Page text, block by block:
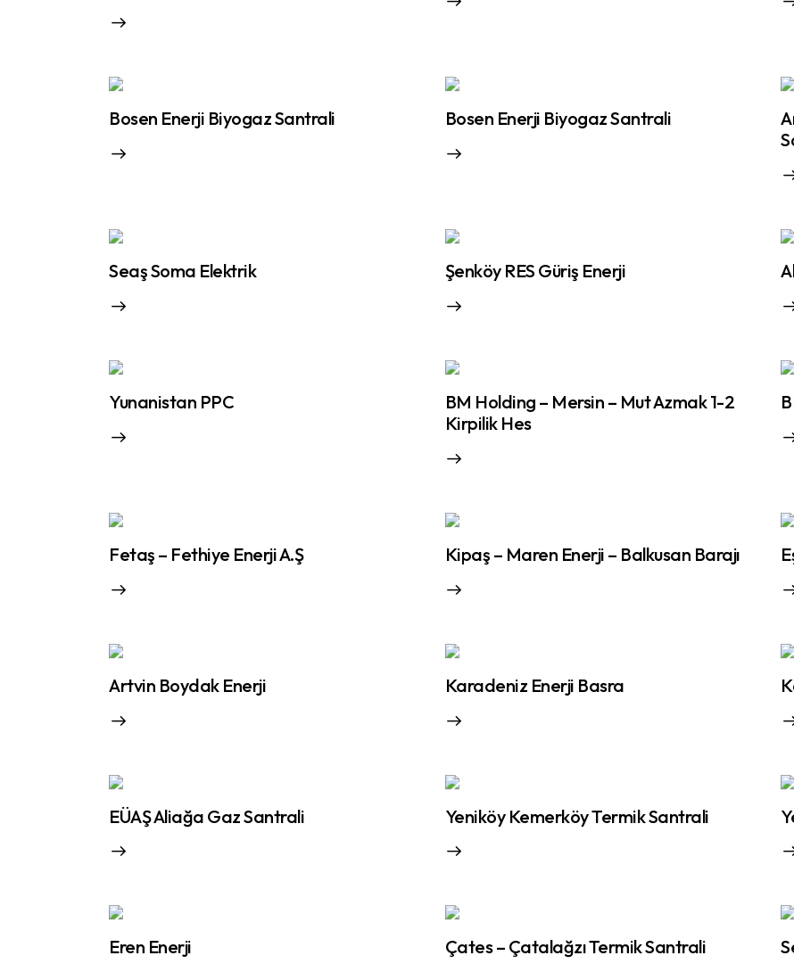
Bosen Enerji Biyogaz Santrali Bosen Enerji Biyogaz Santrali
Seaş Soma Elektrik Şenköy RES Güriş Enerji
Yunanistan PPC
BM Holding – Mersin – Mut Azmak 1-2
Kirpilik Hes
Fetaş – Fethiye Enerji A.Ş Kipaş – Maren Enerji – Balkusan Barajı
Artvin Boydak Enerji Karadeniz Enerji Basra
EÜAŞ Aliağa Gaz Santrali Yeniköy Kemerköy Termik Santrali
Eren Enerji Çates – Çatalağzı Termik Santrali